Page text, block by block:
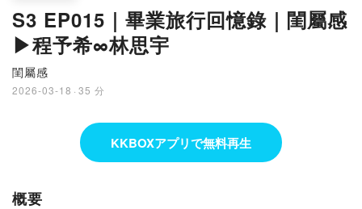
S3 EP015｜畢業旅行回憶錄｜閨屬感
▶程予希∞林思宇
閨屬感
2026-03-18 · 35 分
KKBOXアプリで無料再生
概要